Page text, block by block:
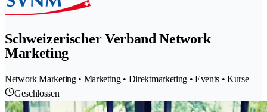
Schweizerischer Verband Network
Marketing
Network Marketing • Marketing • Direktmarketing • Events • Kurse
Geschlossen